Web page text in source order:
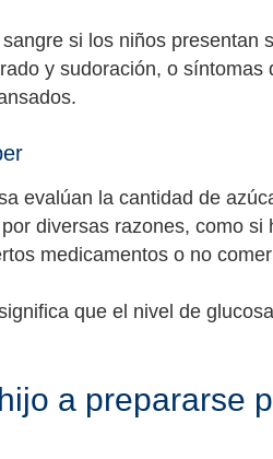
si los niños presentan
y sudoración, o síntomas
evalúan la cantidad de
diversas razones, como si
medicamentos o no
que el nivel de
a prepararse